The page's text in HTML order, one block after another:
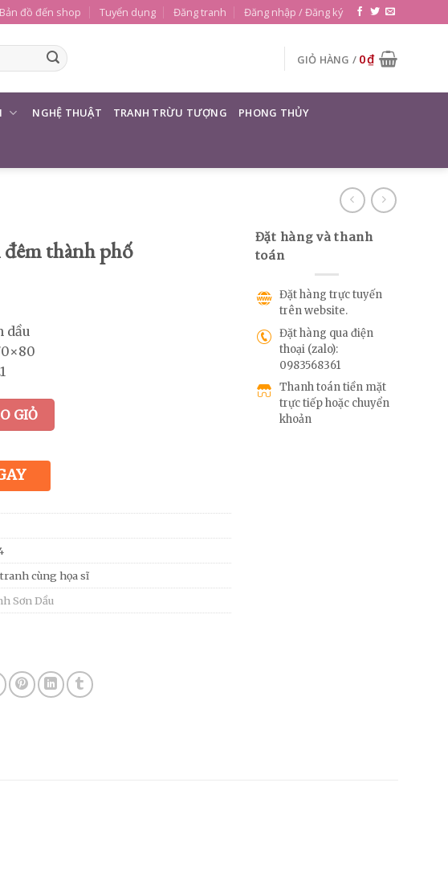
Bản đồ đến shop Tuyển dụng Đăng tranh Đăng nhập / Đăng ký
GIỎ HÀNG / 0₫
NGHỆ THUẬT TRANH TRỪU TƯỢNG PHONG THỦY
thành phố
dầu
GIỎ
cùng họa sĩ
Sơn Dầu
Đặt hàng và thanh
toán
Đặt hàng trực tuyến
trên website.
Đặt hàng qua điện
thoại (zalo):
0983568361
Thanh toán tiền mặt
trực tiếp hoặc chuyển
khoản